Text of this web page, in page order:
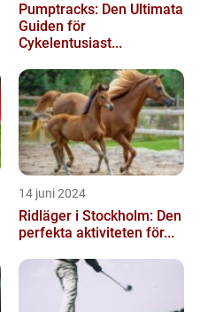
Pumptracks: Den Ultimata
Guiden för
Cykelentusiast...
14 juni 2024
Ridläger i Stockholm: Den
perfekta aktiviteten för...